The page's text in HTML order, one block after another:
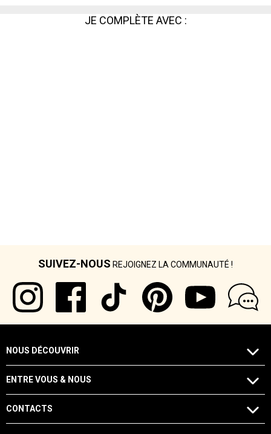
JE COMPLÈTE AVEC :
SUIVEZ-NOUS REJOIGNEZ LA COMMUNAUTÉ !
NOUS DÉCOUVRIR
ENTRE VOUS & NOUS
CONTACTS